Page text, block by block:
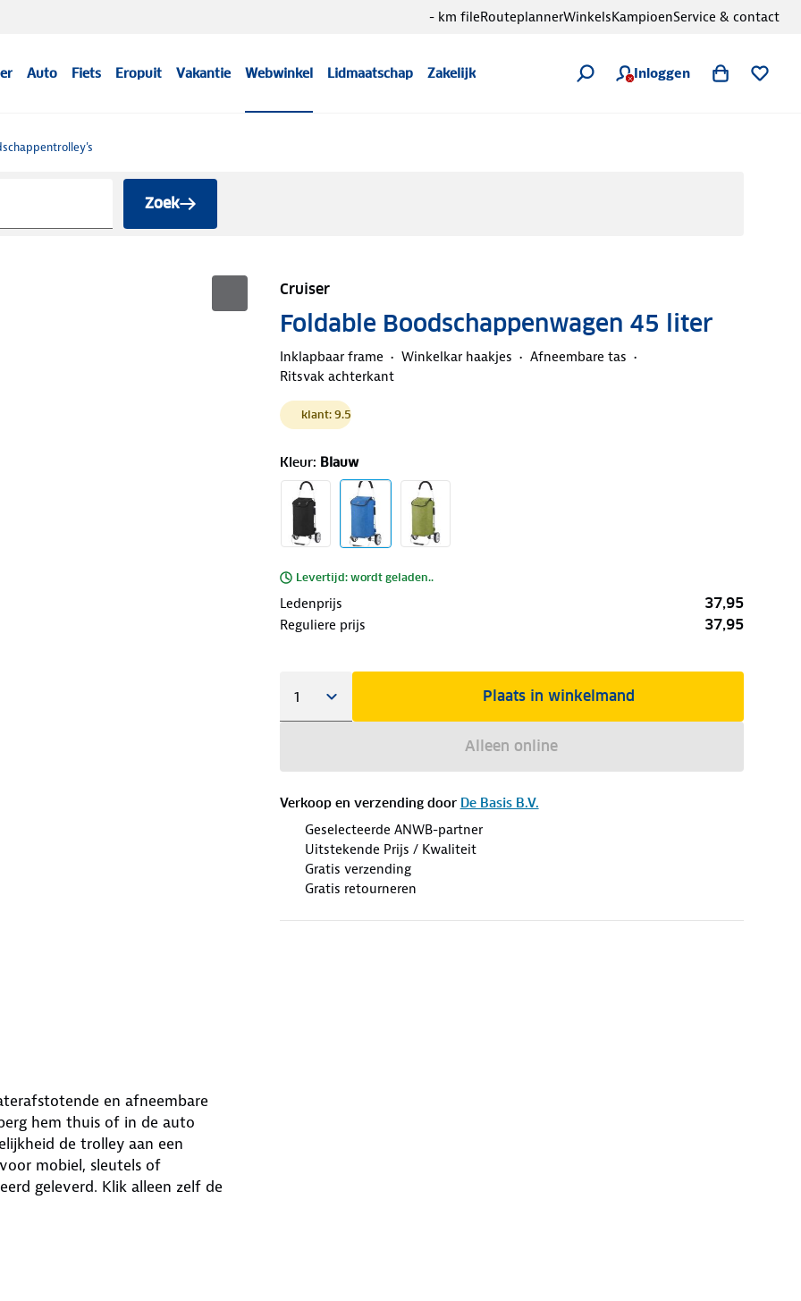
Auto Fiets Eropuit Vakantie Webwinkel Lidmaatschap Zakelijk Inloggen
- km fileRouteplannerWinkelsKampioenService & contact
Zoek
Cruiser
Foldable Boodschappenwagen 45 liter
Inklapbaar frame Winkelkar haakjes
Afneembare tas
Ritsvak achterkant
klant: 9.5
Kleur: Blauw
Levertijd: wordt geladen..
Ledenprijs 37,95
Reguliere prijs 37,95
Plaats in winkelmand
Alleen online
Verkoop en verzending door De Basis B.V.
Geselecteerde ANWB-partner
Uitstekende Prijs / Kwaliteit
Gratis verzending
Gratis retourneren
en afneembare
hem thuis of in de auto
de trolley aan een
mobiel, sleutels of
geleverd. Klik alleen zelf de
2.) Klap hierna het onderstel uit